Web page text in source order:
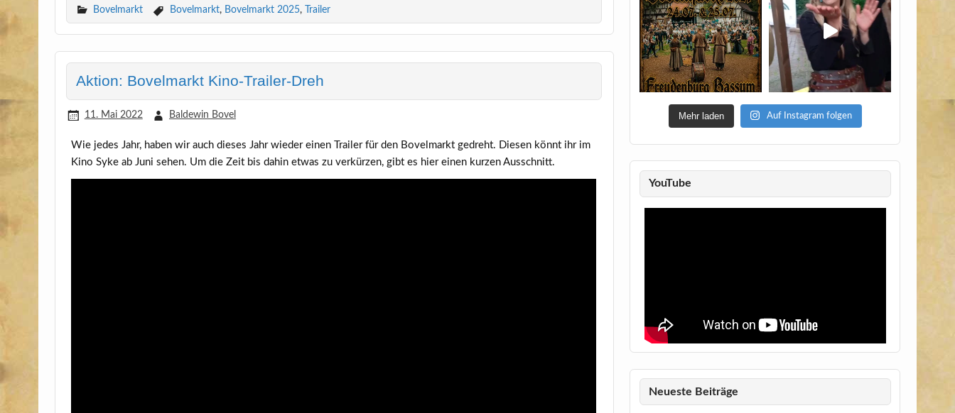
Bovelmarkt Bovelmarkt, Bovelmarkt 2025, Trailer
Aktion: Bovelmarkt Kino-Trailer-Dreh
11. Mai 2022 Baldewin Bovel
Wie jedes Jahr, haben wir auch die­ses Jahr wie­der einen Trai­ler für den Bovel­markt gedreht. Die­sen könnt ihr im
Kino Syke ab Juni sehen. Um die Zeit bis dahin etwas zu ver­kür­zen, gibt es hier einen kur­zen Ausschnitt.
Mehr laden Auf Instagram folgen
YouTube
Neueste Beiträge